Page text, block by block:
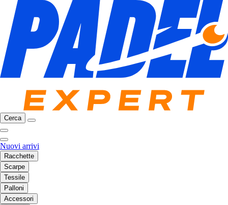
Cerca
Nuovi arrivi
Racchette
Scarpe
Tessile
Palloni
Accessori